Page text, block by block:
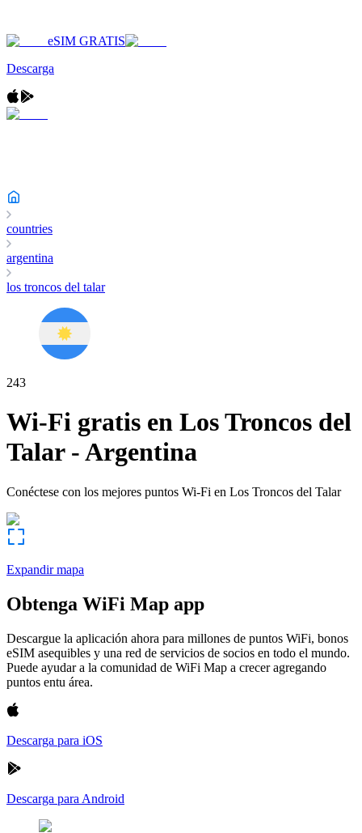
eSIM GRATIS
Descarga
countries
argentina
los troncos del talar
243
Wi-Fi gratis en Los Troncos del
Talar-Argentina
Conéctese con los mejores puntos Wi-Fi en Los Troncos del Talar
Expandir mapa
Obtenga WiFi Map app
Descargue la aplicación ahora para millones de puntos WiFi, bonos
eSIM asequibles y una red de servicios de socios en todo el mundo.
Puede ayudar a la comunidad de WiFi Map a crecer agregando
puntos entu área.
Descarga para iOS
Descarga para Android